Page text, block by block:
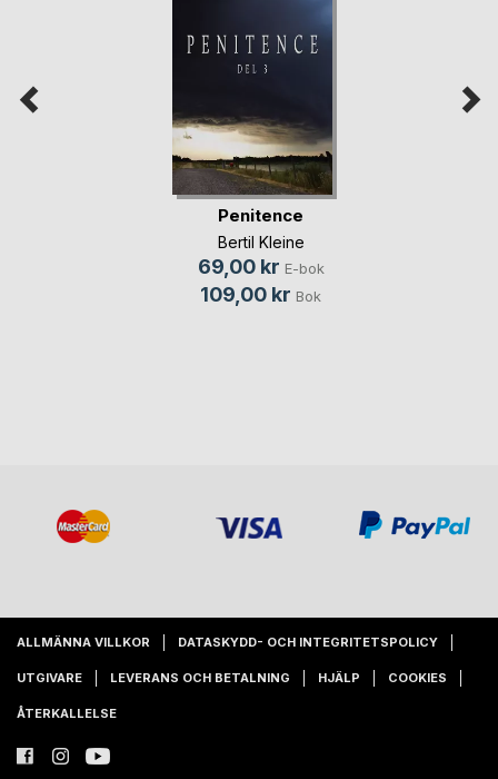
Penitence
Bertil Kleine
69,00 kr E-bok
109,00 kr Bok
ALLMÄNNA VILLKOR DATASKYDD- OCH INTEGRITETSPOLICY
UTGIVARE LEVERANS OCH BETALNING HJÄLP COOKIES
ÅTERKALLELSE